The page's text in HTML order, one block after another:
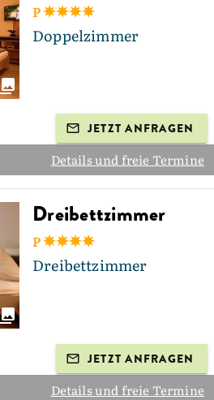
P
Doppelzimmer
JETZT ANFRAGEN
Details und freie Termine
Dreibettzimmer
P
Dreibettzimmer
JETZT ANFRAGEN
Details und freie Termine